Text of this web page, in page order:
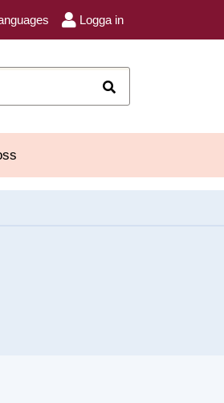
Logga in